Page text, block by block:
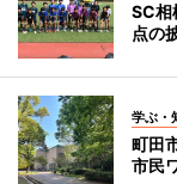
SC相
点の
学ぶ・
町田
市民